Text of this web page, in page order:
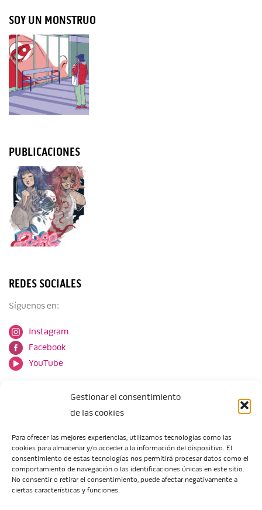
Gestionar el consentimiento
de las cookies
Para ofrecer las mejores experiencias, utilizamos tecnologías como las
cookies para almacenar y/o acceder a la información del dispositivo. El
consentimiento de estas tecnologías nos permitirá procesar datos como el
comportamiento de navegación o las identificaciones únicas en este sitio.
No consentir o retirar el consentimiento, puede afectar negativamente a
ciertas características y funciones.
SOY UN MONSTRUO
PUBLICACIONES
REDES SOCIALES
Síguenos en:
Instagram
Facebook
YouTube
Escuela de Arte de Zaragoza
María Zambrano, 5
50018 Zaragoza